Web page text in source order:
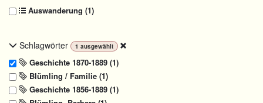
Auswanderung (1)
Schlagwörter 1 ausgewählt
Geschichte 1870-1889 (1)
Blümling / Familie (1)
Geschichte 1856-1889 (1)